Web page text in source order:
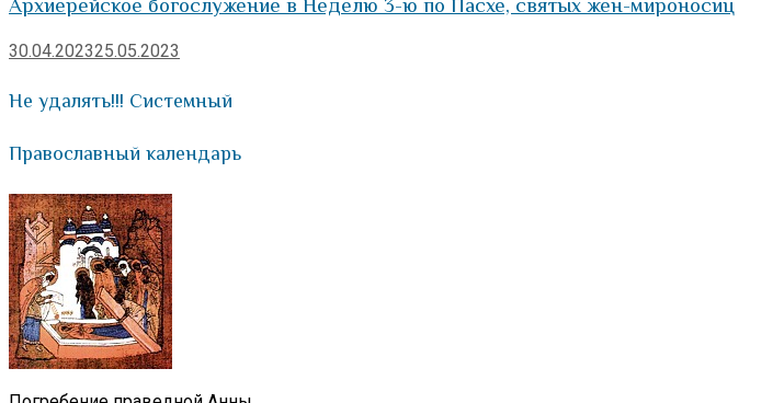
Архиерейское богослужение в Неделю 3-ю по Пасхе, святых жен-мироносиц
30.04.202325.05.2023
Не удалять!!! Системный
Православный календарь